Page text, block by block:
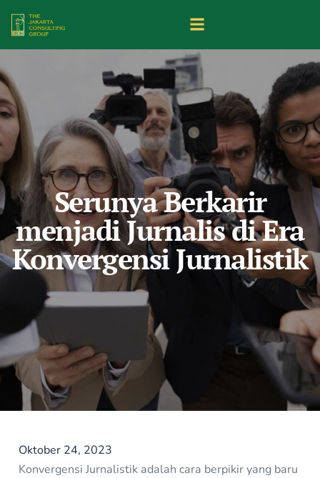
Serunya Berkarir
menjadi Jurnalis di Era
Konvergensi Jurnalistik
Oktober 24, 2023
Konvergensi Jurnalistik adalah cara berpikir yang baru